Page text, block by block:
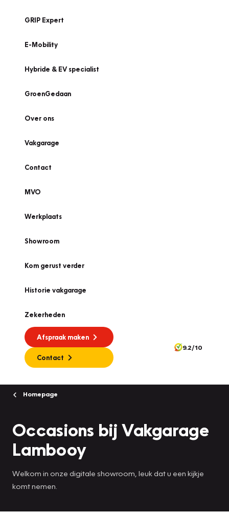
GRIP Expert
E-Mobility
Hybride & EV specialist
GroenGedaan
Over ons
Vakgarage
Contact
MVO
Werkplaats
Showroom
Kom gerust verder
Historie vakgarage
Zekerheden
Afspraak maken
Contact
9.2/10
Homepage
Occasions bij Vakgarage
Lambooy
Welkom in onze digitale showroom, leuk dat u een kijkje
komt nemen.